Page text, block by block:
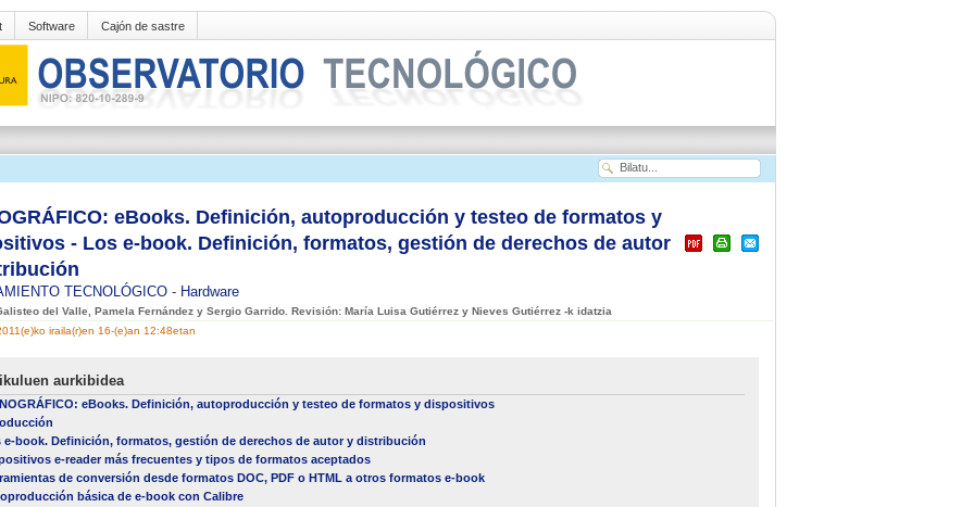
Software Cajón de sastre
eBooks. Definición, autoproducción y testeo de formatos y
- Los e-book. Definición, formatos, gestión de derechos de autor
TECNOLÓGICO - Hardware
del Valle, Pamela Fernández y Sergio Garrido. Revisión: María Luisa Gutiérrez y Nieves Gutiérrez -k idatzia
iraila(r)en 16-(e)an 12:48etan
aurkibidea
eBooks. Definición, autoproducción y testeo de formatos y dispositivos
e-book. Definición, formatos, gestión de derechos de autor y distribución
e-reader más frecuentes y tipos de formatos aceptados
de conversión desde formatos DOC, PDF o HTML a otros formatos e-book
básica de e-book con Calibre